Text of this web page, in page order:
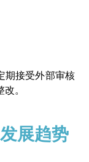
期接受外部审核
。
展趋势